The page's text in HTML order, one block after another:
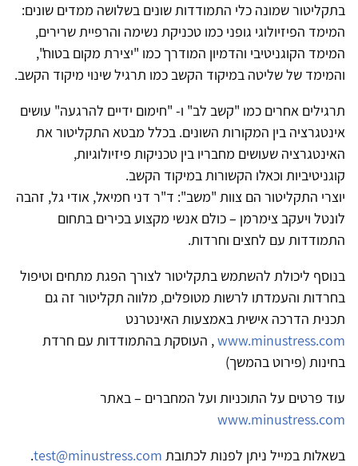
בתקליטור שמונה כלי התמודדות שונים בשלושה ממדים שונים:
המימד הפיזיולוגי גופני כמו טכניקת נשימה והרפיית שרירים,
המימד הקוגניטיבי והדמיון המודרך כמו "יצירת מקום בטוח",
והמימד של שליטה במיקוד הקשב כמו תרגיל שינוי מיקוד הקשב.
תרגילים אחרים כמו "קשב לב" ו- "חימום ידיים להרגעה" עושים
אינטגרציה בין המקורות השונים. בכלל מבטא התקליטור את
האינטגרציה שעושים מחבריו בין טכניקות פיזיולוגיות,
קוגניטיביות וכאלו הקשורות במיקוד הקשב.
יוצרי התקליטור הם צוות "משב": ד"ר דני חמיאל, אודי גל, זהבה
לונטל ויעקב צימרמן – כולם אנשי מקצוע בכירים בתחום
התמודדות עם לחצים וחרדות.
בנוסף ליכולת להשתמש בתקליטור לצורך הפגת מתחים וטיפול
בחרדות והעמדתו לרשות מטופלים, מלווה תקליטור זה גם
תכנית הדרכה אישית באמצעות האינטרנט
www.minustress.com, העוסקת בהתמודדות עם חרדת
בחינות (פירוט בהמשך)
עוד פרטים על התוכניות ועל המחברים – באתר
www.minustress.com
בשאלות במייל ניתן לפנות לכתובת test@minustress.com
.